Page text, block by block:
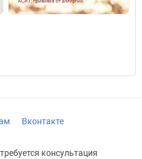
Вконтакте
консультация